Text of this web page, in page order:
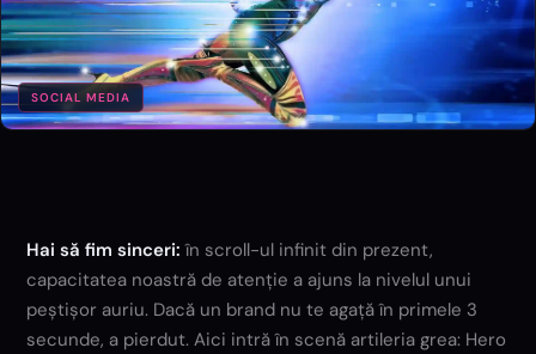
SOCIAL MEDIA
Hai să fim sinceri:în scroll-ul infinit din prezent,
capacitatea noastră de atenție a ajuns la nivelul unui
peștișor auriu. Dacă un brand nu te agață în primele 3
secunde, a pierdut. Aici intră în scenă artileria grea: Hero